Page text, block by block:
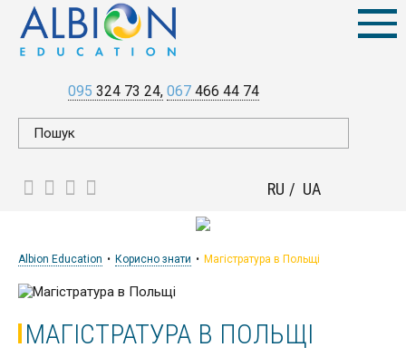
095 324 73 24 067 466 44 74
RU UA
Albion Education Корисно знати Магістратура в Польщі
МАГІСТРАТУРА В ПОЛЬЩІ